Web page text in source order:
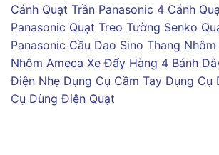
Cánh Quạt Trần Panasonic 4 Cánh
Panasonic Quạt Treo Tường Senko
Panasonic Cầu Dao Sino Thang
Nhôm Ameca Xe Đẩy Hàng 4 Bánh
Điện Nhẹ Dụng Cụ Cầm Tay Dụng Cụ
Cụ Dùng Điện Quạt